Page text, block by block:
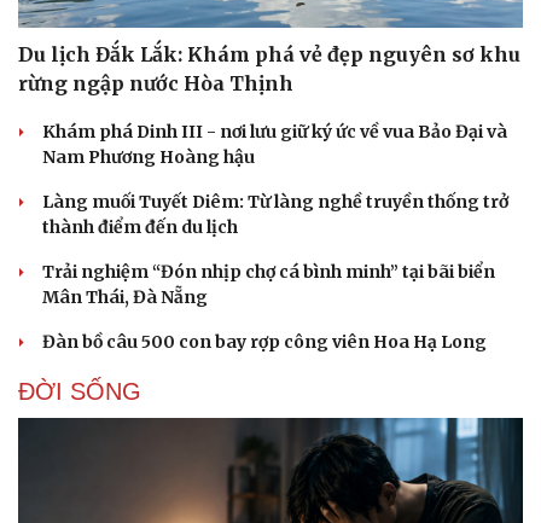
Du lịch Đắk Lắk: Khám phá vẻ đẹp nguyên sơ khu
rừng ngập nước Hòa Thịnh
Khám phá Dinh III - nơi lưu giữ ký ức về vua Bảo Đại và
Nam Phương Hoàng hậu
Làng muối Tuyết Diêm: Từ làng nghề truyền thống trở
thành điểm đến du lịch
Trải nghiệm “Đón nhịp chợ cá bình minh” tại bãi biển
Mân Thái, Đà Nẵng
Đàn bồ câu 500 con bay rợp công viên Hoa Hạ Long
ĐỜI SỐNG